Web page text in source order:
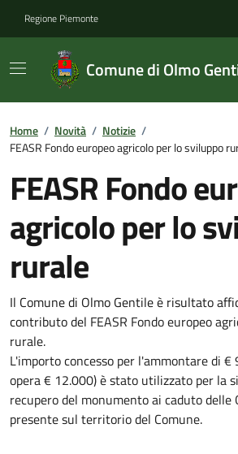
Regione Piemonte
Comune di Olmo
Home / Novità / Notizie /
FEASR Fondo europeo agricolo per lo sviluppo
FEASR Fondo
agricolo per lo
rurale
Il Comune di Olmo Gentile è risultato
contributo del FEASR Fondo europeo
rurale.
L'importo concesso per l'ammontare di
opera € 12.000) è stato utilizzato per la
recupero del monumento ai caduto delle
presente sul territorio del Comune.